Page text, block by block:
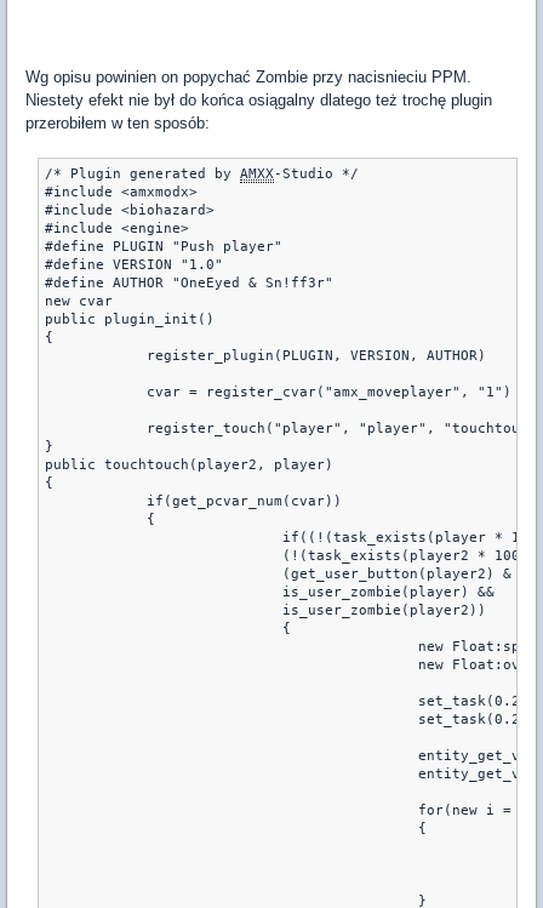
Wg opisu powinien on popychać Zombie przy nacisnieciu PPM.
Niestety efekt nie był do końca osiągalny dlatego też trochę plugin
przerobiłem w ten sposób:
/* Plugin generated by AMXX-Studio */
#include <amxmodx>
#include <biohazard>
#include <engine>
#define PLUGIN "Push player"
#define VERSION "1.0"
#define AUTHOR "OneEyed & Sn!ff3r"
new cvar
public plugin_init()
{
	    register_plugin(PLUGIN, VERSION, AUTHOR)
	    cvar = register_cvar("amx_moveplayer", "1")
}
public touchtouch(player2, player)
{
	    if(get_pcvar_num(cvar))
	    {
if((!(task_exists(player *
(!(task_exists(player2 * 1000
(get_user_button(player2) &
			    is_user_zombie(player) &&
			    is_user_zombie(player2))
			    {
new
new
for(new i =
					    {
					    }